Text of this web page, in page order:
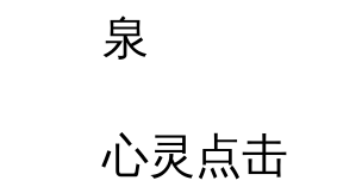
泉
心灵点击